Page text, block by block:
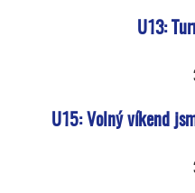
U13:
U15: Volný víkend